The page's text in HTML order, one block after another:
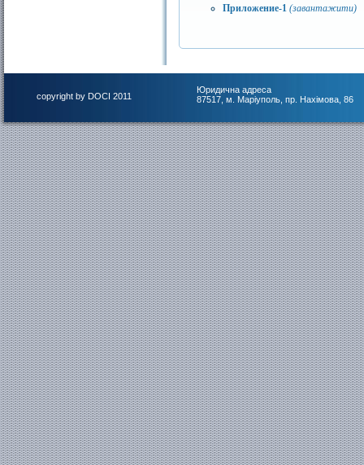
Приложение-1 (завантажити)
copyright by DOCI 2011
Юридична адреса
87517, м. Маріуполь, пр. Нахімова, 86